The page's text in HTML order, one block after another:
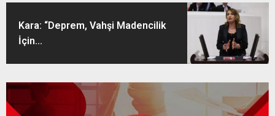
Kara: “Deprem, Vahşi Madencilik
İçin...